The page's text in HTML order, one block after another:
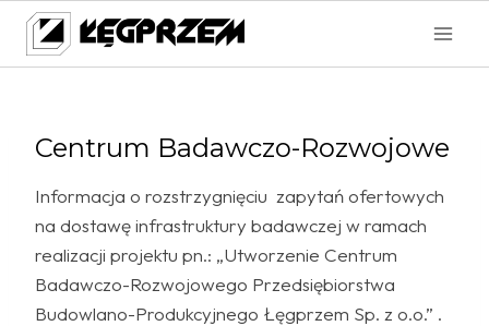
Przejdź
treści
Centrum Badawczo-Rozwojowe
Informacja o rozstrzygnięciu zapytań ofertowych
na dostawę infrastruktury badawczej w ramach
realizacji projektu pn.: „Utworzenie Centrum
Badawczo-Rozwojowego Przedsiębiorstwa
Budowlano-Produkcyjnego Łęgprzem Sp. z o.o.” .